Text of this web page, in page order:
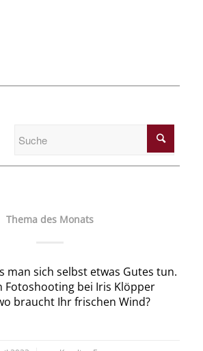
Thema des Monats
man sich selbst etwas Gutes tun.
Fotoshooting bei Iris Klöpper
braucht Ihr frischen Wind?